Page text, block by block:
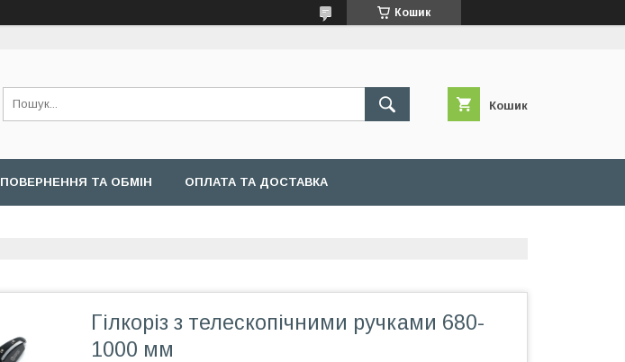
Кошик
Кошик
ПОВЕРНЕННЯ ТА ОБМІН ОПЛАТА ТА ДОСТАВКА
Гілкоріз з телескопічними ручками 680-
1000 мм